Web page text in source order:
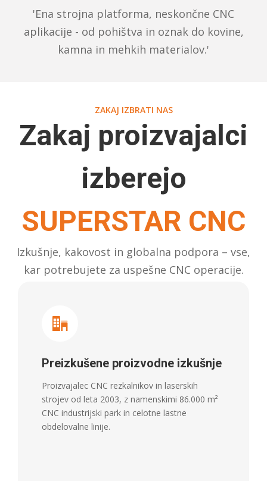
'Ena strojna platforma, neskončne CNC
aplikacije - od pohištva in oznak do kovine,
kamna in mehkih materialov.'
ZAKAJ IZBRATI NAS
Zakaj proizvajalci
izberejo
SUPERSTAR CNC
Izkušnje, kakovost in globalna podpora – vse,
kar potrebujete za uspešne CNC operacije.
Preizkušene proizvodne izkušnje
Proizvajalec CNC rezkalnikov in laserskih
strojev od leta 2003, z namenskimi 86.000 m²
CNC industrijski park in celotne lastne
obdelovalne linije.